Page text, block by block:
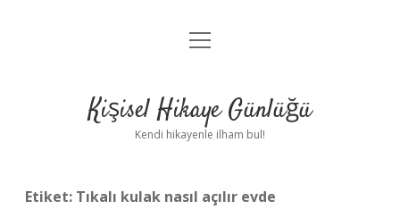
Anasayfa
Yasal Uyarı
menüyü
Kişisel Hikaye Günlüğü
Kendi hikayenle ilham bul!
Etiket: Tıkalı kulak nasıl açılır evde